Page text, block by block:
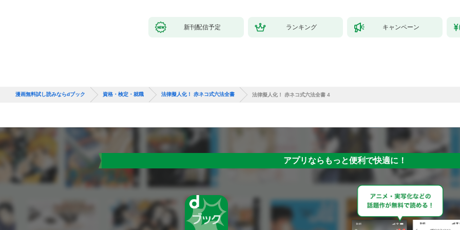
新刊配信予定 ランキング キャンペーン
漫画無料試し読みならdブック 資格・検定・就職 法律擬人化！ 赤ネコ式六法全書 法律擬人化！ 赤ネコ式六法全書 4
アプリならもっと便利で快適に！